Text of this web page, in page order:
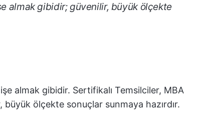
almak gibidir; güvenilir, büyük ölçekte
almak gibidir. Sertifikalı Temsilciler, MBA
ölçekte sonuçlar sunmaya hazırdır.